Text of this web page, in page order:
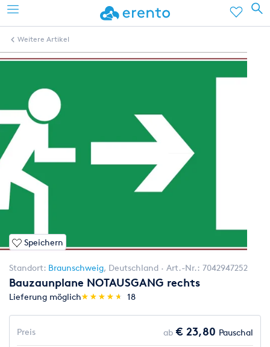
Weitere Artikel
Speichern
Standort: Braunschweig, Deutschland Art.-Nr.: 7042947252
Bauzaunplane NOTAUSGANG rechts
Lieferung möglich(*)
★
★
(*)★
★
(*) ★
★
(*) ★
★
(*) ★
★ 18
Preis ab € 23,80 Pauschal